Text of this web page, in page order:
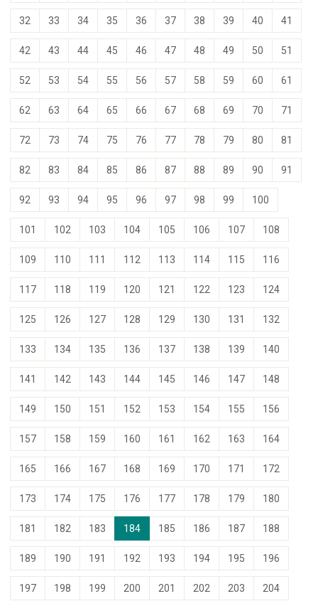
32 33 34 35 36 37 38 39 40 41
42 43 44 45 46 47 48 49 50 51
52 53 54 55 56 57 58 59 60 61
62 63 64 65 66 67 68 69 70 71
72 73 74 75 76 77 78 79 80 81
82 83 84 85 86 87 88 89 90 91
92 93 94 95 96 97 98 99 100
101 102 103 104 105 106 107 108
109 110 111 112 113 114 115 116
117 118 119 120 121 122 123 124
125 126 127 128 129 130 131 132
133 134 135 136 137 138 139 140
141 142 143 144 145 146 147 148
149 150 151 152 153 154 155 156
157 158 159 160 161 162 163 164
165 166 167 168 169 170 171 172
173 174 175 176 177 178 179 180
181 182 183 184 185 186 187 188
189 190 191 192 193 194 195 196
197 198 199 200 201 202 203 204